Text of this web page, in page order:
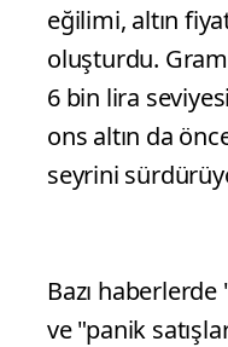
eğilimi, altın
oluşturdu.
6 bin lira
ons altın da
seyrini
Bazı haberlerde
ve "panik